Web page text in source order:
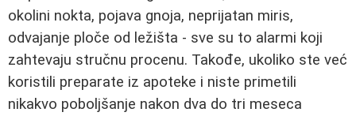
okolini nokta, pojava gnoja, neprijatan miris,
odvajanje ploče od ležišta - sve su to alarmi koji
zahtevaju stručnu procenu. Takođe, ukoliko ste već
koristili preparate iz apoteke i niste primetili
nikakvo poboljšanje nakon dva do tri meseca